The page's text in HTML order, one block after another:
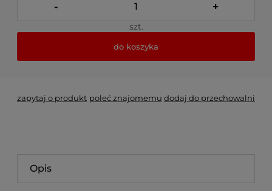
- +
szt.
do koszyka
zapytaj o produkt poleć znajomemu dodaj do przechowalni
Opis